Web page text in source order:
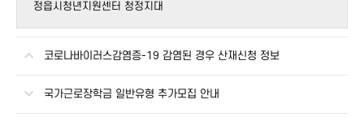
정읍시청년지원센터 청정지대
코로나바이러스감염증-19 감염된 경우 산재신청 정보
국가근로장학금 일반유형 추가모집 안내